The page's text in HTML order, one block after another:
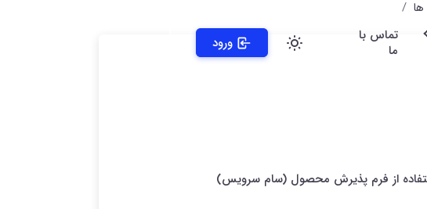
تماس با
ما
ورود
ها
از فرم پذیرش محصول (سام سرویس)